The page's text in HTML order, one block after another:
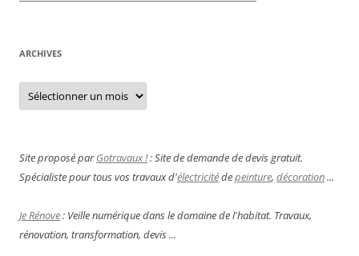
ARCHIVES
Archives
Site proposé parGotravaux !: Site de demande de devis gratuit.
Spécialiste pour tous vos travaux d'électricitédepeinture, décoration...
Je Rénove: Veille numérique dans le domaine de l'habitat. Travaux,
rénovation, transformation, devis ...